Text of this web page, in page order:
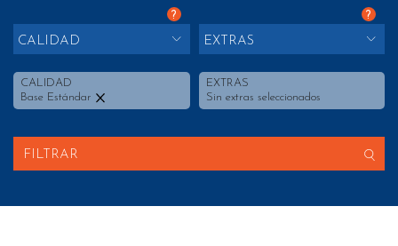
?
CALIDAD
CALIDAD
Base Estándar
?
EXTRAS
EXTRAS
Sin extras seleccionados
FILTRAR